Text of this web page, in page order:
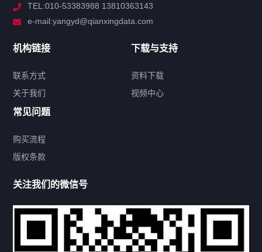
解决方案
联系方式
热门标签
机构链接
联系方式 关于我们
下载与支持
TEL:010-53383988 13810363143
e-mail:yangyd@qianxingdata.com
机构链接
联系方式
关于我们
下载与支持
资料下载
视频中心
常见问题
购买流程
版权条款
关注我们的微信号